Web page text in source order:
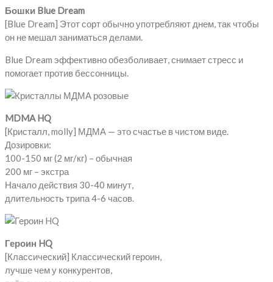
Бошки Blue Dream
[Blue Dream] Этот сорт обычно употребляют днем, так чтобы
он не мешал заниматься делами.
Blue Dream эффективно обезболивает, снимает стресс и
помогает против бессонницы.
MDMA HQ
[Кристалл, molly] МДМА — это счастье в чистом виде.
Дозировки:
100-150 мг (2 мг/кг) – обычная
200 мг – экстра
Начало действия 30-40 минут,
длительность трипа 4-6 часов.
Героин HQ
[Классический] Классический героин,
лучше чем у конкурентов,